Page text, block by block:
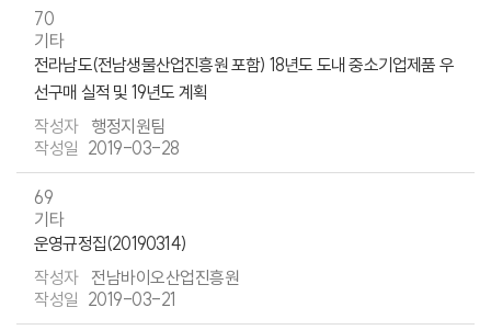
70
기타
전라남도(전남생물산업진흥원 포함) 18년도 도내 중소기업제품 우
선구매 실적 및 19년도 계획
행정지원팀
2019-03-28
69
기타
운영규정집(20190314)
전남바이오산업진흥원
2019-03-21